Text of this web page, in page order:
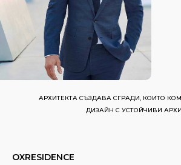
АРХИТЕКТА СЪЗДАВА СГРАДИ, КОИТО
ДИЗАЙН С УСТОЙЧИВИ
OXRESIDENCE